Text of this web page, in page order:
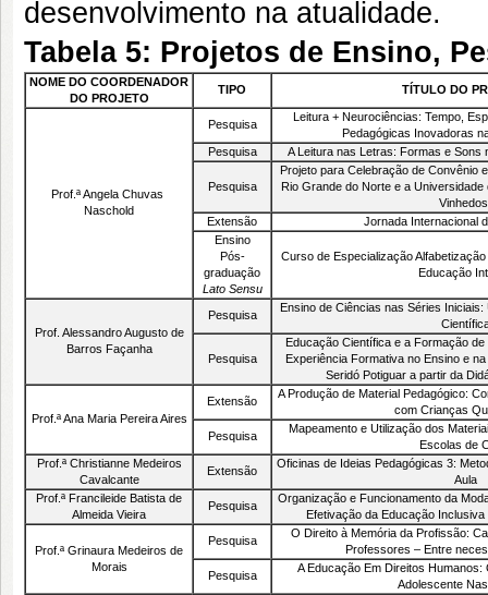
desenvolvimento na atualidade.
Tabela 5: Projetos de Ensino,
NOME DO COORDENADOR
DO PROJETO
TIPO TÍTULO DO
Prof.ª Angela Chuvas
Naschold
Pesquisa
Leitura + Neurociências: Tempo,
Pedagógicas Inovadoras
Pesquisa
A Leitura nas Letras: Formas e Sons
Pesquisa
Projeto para Celebração de Convênio
Rio Grande do Norte e a
Extensão
Jornada Internacional
Ensino
Pós-
graduação
Lato Sensu
Curso de Especialização
Educação
Prof. Alessandro Augusto de
Barros Façanha
Pesquisa
Ensino de Ciências nas Séries
Pesquisa
Educação Científica e a Formação
Experiência Formativa no Ensino e
Seridó Potiguar a partir da
Prof.ª Ana Maria Pereira Aires
Extensão
A Produção de Material Pedagógico:
com Crianças
Pesquisa
Mapeamento e Utilização dos
Escolas de
Prof.ª Christianne Medeiros
Cavalcante
Extensão
Oficinas de Ideias Pedagógicas 3:
Aula
Prof.ª Francileide Batista de
Almeida Vieira
Pesquisa
Organização e Funcionamento da
Efetivação da Educação
Prof.ª Grinaura Medeiros de
Morais
Pesquisa
O Direito à Memória da Profissão:
Professores – Entre
Pesquisa
A Educação Em Direitos
Adolescente